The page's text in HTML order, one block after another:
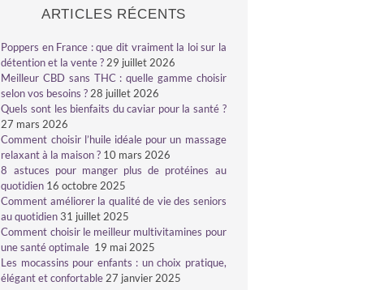
ARTICLES RÉCENTS
Poppers en France : que dit vraiment la loi sur la
détention et la vente ? 29 juillet 2026
Meilleur CBD sans THC : quelle gamme choisir
selon vos besoins ? 28 juillet 2026
Quels sont les bienfaits du caviar pour la santé ?
27 mars 2026
Comment choisir l’huile idéale pour un massage
relaxant à la maison ? 10 mars 2026
8 astuces pour manger plus de protéines au
quotidien 16 octobre 2025
Comment améliorer la qualité de vie des seniors
au quotidien 31 juillet 2025
Comment choisir le meilleur multivitamines pour
une santé optimale 19 mai 2025
Les mocassins pour enfants : un choix pratique,
élégant et confortable 27 janvier 2025